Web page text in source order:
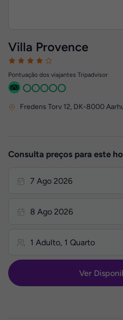
Villa Provence
Pontuação dos viajantes Tripadvisor
Fredens Torv 12, DK-8000
Consulta preços para este
Ver